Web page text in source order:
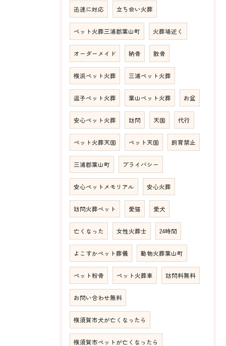
迅速に対応 立ち会い火葬
ペット火葬三浦郡葉山町 火葬場近く
オーダーメイド 納骨 散骨
横浜ペット火葬 三浦ペット火葬
逗子ペット火葬 葉山ペット火葬 お盆
安心ペット火葬 訪問 天国 代行
ペット火葬天国 ペット天国 飼育禁止
三浦郡葉山町 プライバシー
安心ペットメモリアル 安心火葬
訪問火葬ペット 愛猫 愛犬
亡くなった 女性火葬士 24時間
よこすかペット葬儀 動物火葬葉山町
ペット粉骨 ペット火葬車 訪問料無料
お問い合わせ無料
横須賀市犬が亡くなったら
横須賀市ペットが亡くなったら